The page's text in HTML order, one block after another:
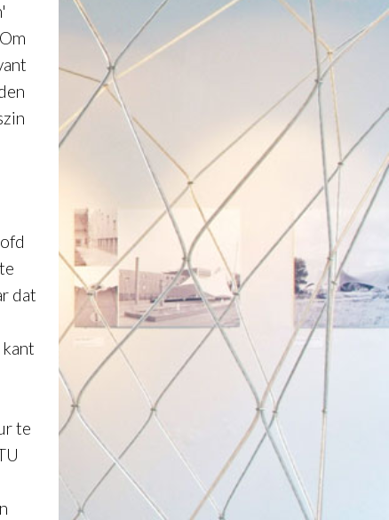
dat
te